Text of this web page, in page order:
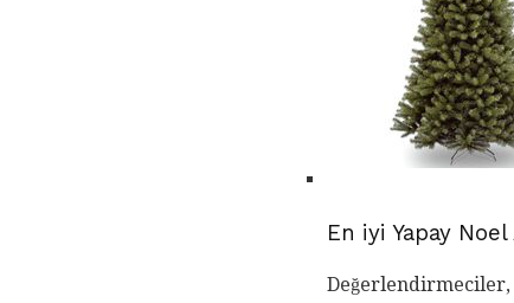
En iyi Yapay
Değerlendirmeciler,